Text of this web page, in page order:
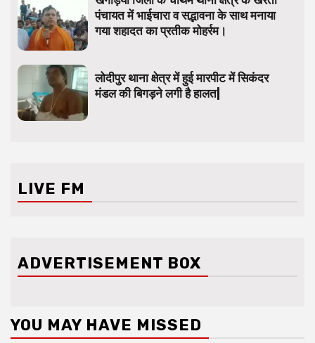
पंचायत में भाईचारा व सद्भावना के साथ मनाया
गया शहादत का प्रतीक मोहर्रम।
लोदीपुर थाना क्षेत्र में हुई मारपीट में सिकंदर
मंडल की बिगड़ने लगी है हालत|
LIVE FM
ADVERTISEMENT BOX
YOU MAY HAVE MISSED